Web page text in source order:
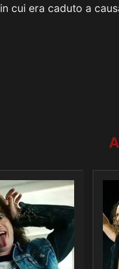
in cui era caduto a